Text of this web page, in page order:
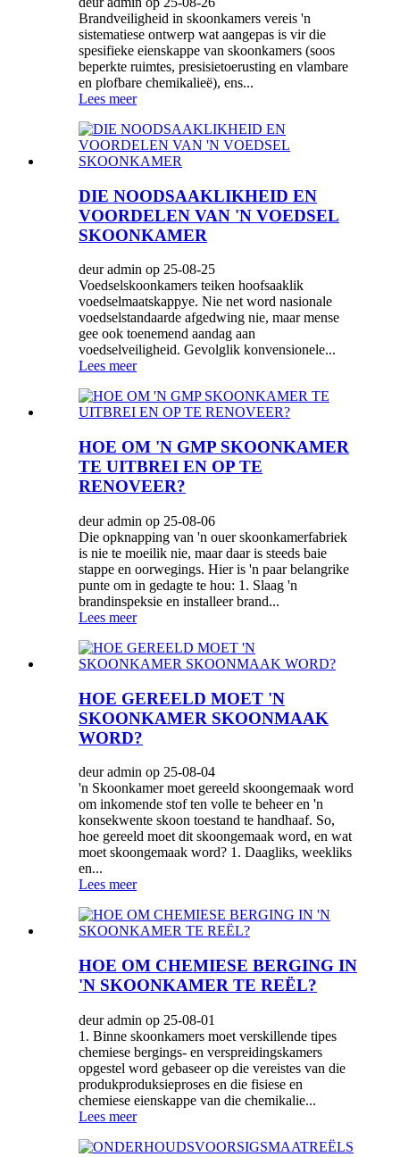
Brandveiligheid in skoonkamers vereis 'n
sistematiese ontwerp wat aangepas is vir die
spesifieke eienskappe van skoonkamers (soos
beperkte ruimtes, presisietoerusting en vlambare
en plofbare chemikalieë), ens...
Lees meer
DIE NOODSAAKLIKHEID EN
VOORDELEN VAN 'N VOEDSEL
SKOONKAMER
deur admin op 25-08-25
Voedselskoonkamers teiken hoofsaaklik
voedselmaatskappye. Nie net word nasionale
voedselstandaarde afgedwing nie, maar mense
gee ook toenemend aandag aan
voedselveiligheid. Gevolglik konvensionele...
Lees meer
HOE OM 'N GMP SKOONKAMER
TE UITBREI EN OP TE
RENOVEER?
deur admin op 25-08-06
Die opknapping van 'n ouer skoonkamerfabriek
is nie te moeilik nie, maar daar is steeds baie
stappe en oorwegings. Hier is 'n paar belangrike
punte om in gedagte te hou: 1. Slaag 'n
brandinspeksie en installeer brand...
Lees meer
HOE GEREELD MOET 'N
SKOONKAMER SKOONMAAK
WORD?
deur admin op 25-08-04
'n Skoonkamer moet gereeld skoongemaak word
om inkomende stof ten volle te beheer en 'n
konsekwente skoon toestand te handhaaf. So,
hoe gereeld moet dit skoongemaak word, en wat
moet skoongemaak word? 1. Daagliks, weekliks
en...
Lees meer
HOE OM CHEMIESE BERGING IN
'N SKOONKAMER TE REËL?
deur admin op 25-08-01
1. Binne skoonkamers moet verskillende tipes
chemiese bergings- en verspreidingskamers
opgestel word gebaseer op die vereistes van die
produkproduksieproses en die fisiese en
chemiese eienskappe van die chemikalie...
Lees meer